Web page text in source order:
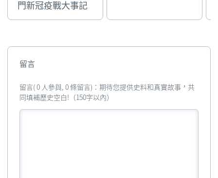
門新冠疫戰大事記
外，塵俗不侵，夾以兩大
此僑居。”1892年孫中山
留言
留言( 0 人參與, 0 條留言)：期待您提供史料和真實故事，共
同填補歷史空白!（150字以內）